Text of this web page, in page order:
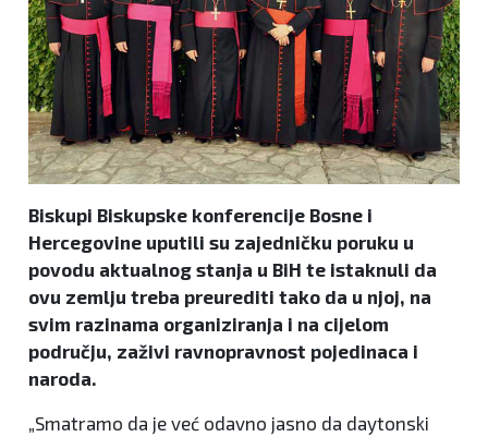
Biskupi Biskupske konferencije Bosne i
Hercegovine uputili su zajedničku poruku u
povodu aktualnog stanja u BiH te istaknuli da
ovu zemlju treba preurediti tako da u njoj, na
svim razinama organiziranja i na cijelom
području, zaživi ravnopravnost pojedinaca i
naroda.
„Smatramo da je već odavno jasno da daytonski